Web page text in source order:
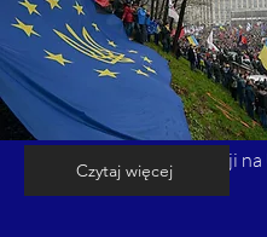
Kalendarium inwazji Rosji
Czytaj więcej